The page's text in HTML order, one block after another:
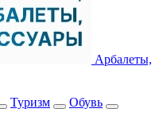
Арбалеты,
Туризм
Обувь